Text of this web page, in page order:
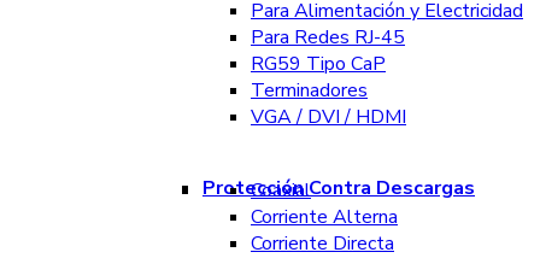
Para Alimentación y Electricidad
Para Redes RJ-45
RG59 Tipo CaP
Terminadores
VGA / DVI / HDMI
Protección Contra Descargas
Coaxial
Corriente Alterna
Corriente Directa